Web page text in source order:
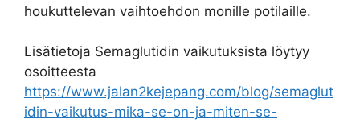
houkuttelevan vaihtoehdon monille potilaille.
Lisätietoja Semaglutidin vaikutuksista löytyy
osoitteesta
https://www.jalan2kejepang.com/blog/semaglut
idin-vaikutus-mika-se-on-ja-miten-se-